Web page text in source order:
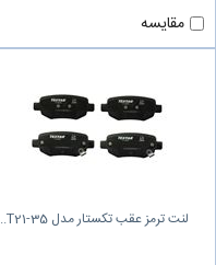
مقایسه
لنت ترمز عقب تکستار مدل T21-35